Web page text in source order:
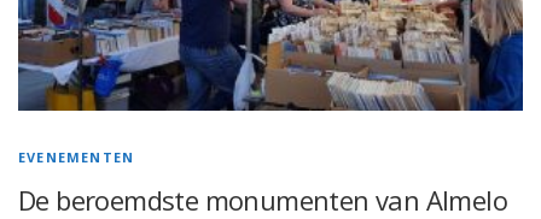
EVENEMENTEN
De beroemdste monumenten van Almelo